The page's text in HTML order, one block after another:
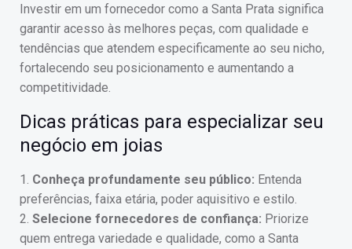
Investir em um fornecedor como a Santa Prata significa
garantir acesso às melhores peças, com qualidade e
tendências que atendem especificamente ao seu nicho,
fortalecendo seu posicionamento e aumentando a
competitividade.
Dicas práticas para especializar seu
negócio em joias
1. Conheça profundamente seu público: Entenda
preferências, faixa etária, poder aquisitivo e estilo.
2. Selecione fornecedores de confiança: Priorize
quem entrega variedade e qualidade, como a Santa